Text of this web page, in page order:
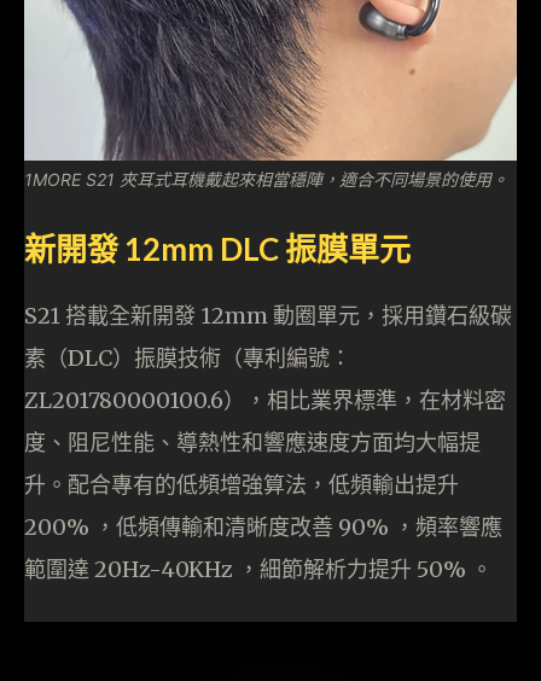
1MORE S21 夾耳式耳機戴起來相當穩陣，適合不同場景的使用。
新開發 12mm DLC 振膜單元
S21 搭載全新開發 12mm 動圈單元，採用鑽石級碳
素（DLC）振膜技術（專利編號：
ZL201780000100.6），相比業界標準，在材料密
度、阻尼性能、導熱性和響應速度方面均大幅提
升。配合專有的低頻增強算法，低頻輸出提升
200% ，低頻傳輸和清晰度改善 90% ，頻率響應
範圍達 20Hz-40KHz ，細節解析力提升 50% 。